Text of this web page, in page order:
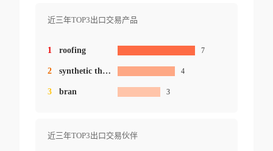
近三年TOP3出口交易产品
1 roofing 7
2 synthetic thatch 4
3 bran 3
近三年TOP3出口交易伙伴